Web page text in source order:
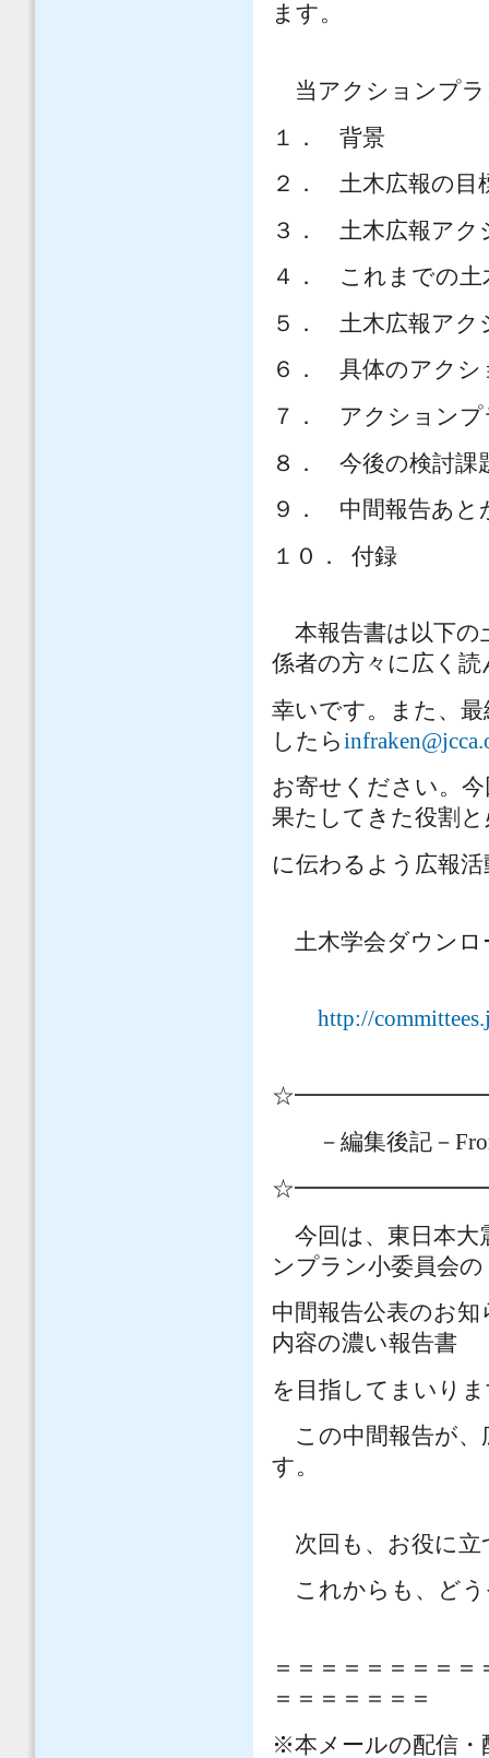
ます。
当アクションプラ
１．
背景
２．
土木広報の目
３．
土木広報ア
４．
これまでの
５．
土木広報ア
６．
具体のアク
７．
アクション
８．
今後の検討課
９．
中間報告あと
１０．
付録
本報告書は以下の
係者の方々に広く
幸いです。また、
したら
お寄せください。
果たしてきた役割
に伝わるよう広報
土木学会ダウンロ
http://
－編集後記－
今回は、東日本大
ンプラン小委員会の
中間報告公表のお
内容の濃い報告書
を目指してまいり
この中間報告が、
す。
次回も、お役に立
これからも、どう
＝＝＝＝＝＝＝＝
＝＝＝＝＝＝＝
※本メールの配信・